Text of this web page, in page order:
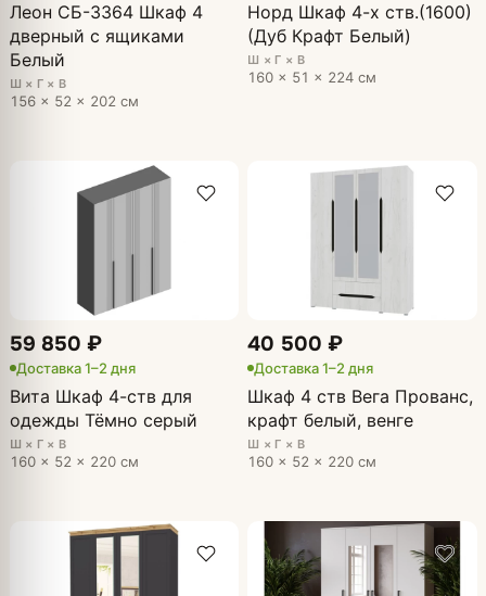
Леон СБ-3364 Шкаф 4
дверный с ящиками
Белый
Ш × Г × В
156 × 52 × 202 см
Норд Шкаф 4-х ств.(1600)
(Дуб Крафт Белый)
Ш × Г × В
160 × 51 × 224 см
59 850 ₽
Доставка 1–2 дня
Вита Шкаф 4-ств для
одежды Тёмно серый
Ш × Г × В
160 × 52 × 220 см
40 500 ₽
Доставка 1–2 дня
Шкаф 4 ств Вега Прованс,
крафт белый, венге
Ш × Г × В
160 × 52 × 220 см